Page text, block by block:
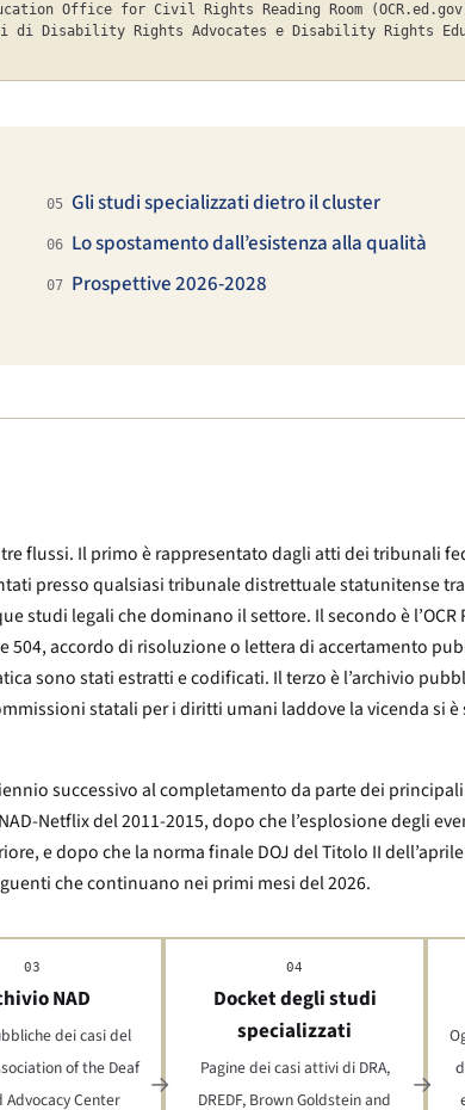
Office for Civil Rights Reading Room
Disability Rights Advocates e Disability Rights
05 Gli studi specializzati dietro il cluster
06 Lo spostamento dall’esistenza alla qualità
07 Prospettive 2026-2028
flussi. Il primo è rappresentato dagli atti dei tribunali
presso qualsiasi tribunale distrettuale statunitense tra
studi legali che dominano il settore. Il secondo è l’OCR
504, accordo di risoluzione o lettera di accertamento
sono stati estratti e codificati. Il terzo è l’archivio
statali per i diritti umani laddove la vicenda si
successivo al completamento da parte dei
Netflix del 2011-2015, dopo che l’esplosione degli
e dopo che la norma finale DOJ del Titolo II
che continuano nei primi mesi del 2026.
03
NAD
dei casi del
of the Deaf
Advocacy Center
04
Docket degli studi
specializzati
Pagine dei casi attivi di DRA,
DREDF, Brown Goldstein and